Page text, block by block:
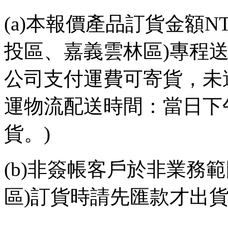
(a)本報價產品訂貨金額
投區、嘉義雲林區)專程
公司支付運費可寄貨，
運物流配送時間：當日下
貨。 )
(b)非簽帳客戶於非業務
區)訂貨時請先匯款才出